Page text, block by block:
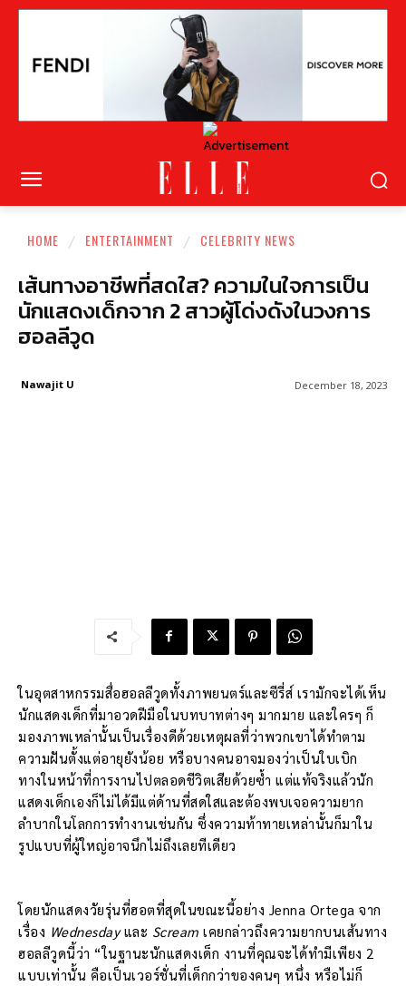
HOME ENTERTAINMENT CELEBRITY NEWS
เส้นทางอาชีพที่สดใส? ความในใจการเป็น
นักแสดงเด็กจาก 2 สาวผู้โด่งดังในวงการ
ฮอลลีวูด
December 18, 2023
Nawajit U
ในอุตสาหกรรมสื่อฮอลลีวูดทั้งภาพยนตร์และซีรี่ส์ เรามักจะได้เห็น
นักแสดงเด็กที่มาอวดฝีมือในบทบาทต่างๆ มากมาย และใครๆ ก็
มองภาพเหล่านั้นเป็นเรื่องดีด้วยเหตุผลที่ว่าพวกเขาได้ทำตาม
ความฝันตั้งแต่อายุยังน้อย หรือบางคนอาจมองว่าเป็นใบเบิก
ทางในหน้าที่การงานไปตลอดชีวิตเสียด้วยซ้ำ แต่แท้จริงแล้วนัก
แสดงเด็กเองก็ไม่ได้มีแต่ด้านที่สดใสและต้องพบเจอความยาก
ลำบากในโลกการทำงานเช่นกัน ซึ่งความท้าทายเหล่านั้นก็มาใน
รูปแบบที่ผู้ใหญ่อาจนึกไม่ถึงเลยทีเดียว
โดยนักแสดงวัยรุ่นที่ฮอตที่สุดในขณะนี้อย่าง Jenna Ortega จาก
เรื่อง Wednesdayและ Scream เคยกล่าวถึงความยากบนเส้นทาง
ฮอลลีวูดนี้ว่า “ในฐานะนักแสดงเด็ก งานที่คุณจะได้ทำมีเพียง 2
แบบเท่านั้น คือเป็นเวอร์ชั่นที่เด็กกว่าของคนๆ หนึ่ง หรือไม่ก็